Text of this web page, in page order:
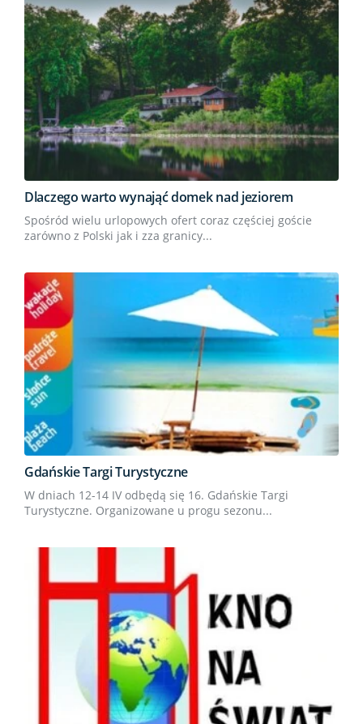
Dlaczego warto wynająć domek nad jeziorem
Spośród wielu urlopowych ofert coraz częściej goście
zarówno z Polski jak i zza granicy...
Gdańskie Targi Turystyczne
W dniach 12-14 IV odbędą się 16. Gdańskie Targi
Turystyczne. Organizowane u progu sezonu...